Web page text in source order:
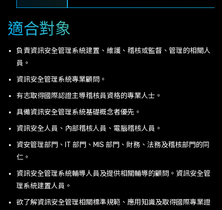
適合對象
負責資訊安全管理系統建置、維護、稽核或監督、管理的相關人
員。
資訊安全管理系統專業顧問。
有志取得國際認證主導稽核員資格的專業人士。
具備資訊安全管理系統基礎概念者優先。
資訊安全人員、內部稽核人員、電腦稽核人員。
資安管理部門、IT 部門、MIS 部門、財務、法務及稽核部門的同
仁。
資訊安全管理系統輔導人員及提供相關輔導的顧問。資訊安全管
理系統建置人員。
欲了解資訊安全管理相關標準規範、應用知識及取得國際專業證